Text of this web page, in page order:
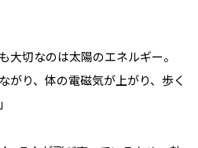
大切なのは太陽のエネルギー。
がり、体の電磁気が上がり、歩く